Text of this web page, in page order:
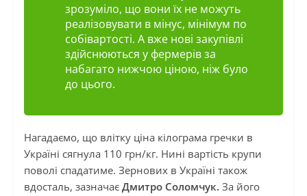
зрозуміло, що вони їх не можуть
реалізовувати в мінус, мінімум по
собівартості. А вже нові закупівлі
здійснюються у фермерів за
набагато нижчою ціною, ніж було
до цього.
Нагадаємо, що влітку ціна кілограма гречки в
Україні сягнула 110 грн/кг. Нині вартість крупи
поволі спадатиме. Зернових в Україні також
вдосталь, зазначає Дмитро Соломчук. За його